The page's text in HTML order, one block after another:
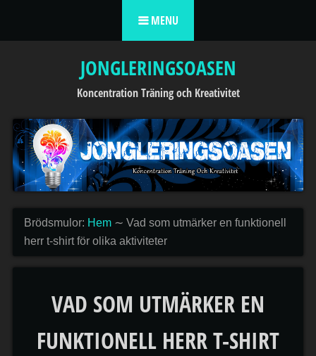
MENU
JONGLERINGSOASEN
Koncentration Träning och Kreativitet
Brödsmulor: Hem ∼ Vad som utmärker en funktionell
herr t-shirt för olika aktiviteter
VAD SOM UTMÄRKER EN
FUNKTIONELL HERR T-SHIRT